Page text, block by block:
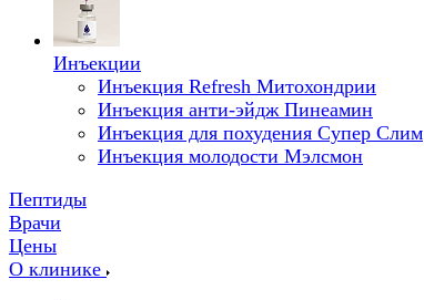
Инъекции
Инъекция Refresh Митохондрии
Инъекция анти-эйдж Пинеамин
Инъекция для похудения Супер Слим
Инъекция молодости Мэлсмон
Пептиды
Врачи
Цены
О клинике